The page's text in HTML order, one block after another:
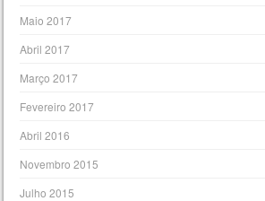
Maio 2017
Abril 2017
Março 2017
Fevereiro 2017
Abril 2016
Novembro 2015
Julho 2015